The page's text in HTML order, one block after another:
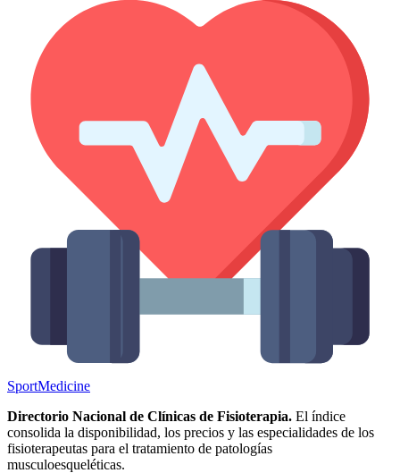
SportMedicine
Directorio Nacional de Clínicas de Fisioterapia. El índice
consolida la disponibilidad, los precios y las especialidades de los
fisioterapeutas para el tratamiento de patologías
musculoesqueléticas.